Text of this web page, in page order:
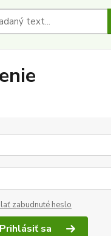
zabudnuté heslo
Prihlásiť sa